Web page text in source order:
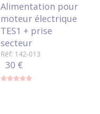
Alimentation pour
moteur électrique
TES1 + prise
secteur
Réf: 142-013
30 €